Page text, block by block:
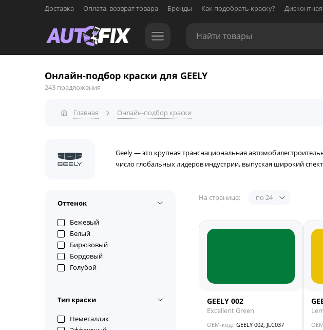
Доставка Оплата, возврат товара Бренды Как подобрать краску?
Онлайн-подбор краски для GEELY
243 предложения
Главная Онлайн-подбор краски
Geely — это крупная транснациональная
число глобальных лидеров индустрии, выпуская широкий
Оттенок
Бежевый
Белый
Бирюзовый
Бордовый
Голубой
Зеленый
Коричневый
Тип краски
Неметаллик
На странице: по 24
GEELY 002
Excellent Green
OEM-код: GEELY 002, JLC037